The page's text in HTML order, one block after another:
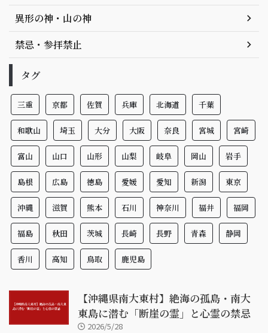
異形の神・山の神
禁忌・参拝禁止
タグ
三重 京都 佐賀 兵庫 北海道 千葉
和歌山 埼玉 大分 大阪 奈良 宮城 宮崎
富山 山口 山形 山梨 岐阜 岡山 岩手
島根 広島 徳島 愛媛 愛知 新潟 東京
沖縄 滋賀 熊本 石川 神奈川 福井 福岡
福島 秋田 茨城 長崎 長野 青森 静岡
香川 高知 鳥取 鹿児島
【沖縄県南大東村】絶海の孤島・南大
東島に潜む「断崖の霊」と心霊の禁忌
2026/5/28